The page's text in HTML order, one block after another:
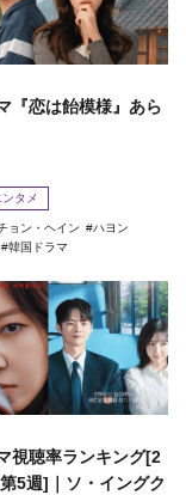
『恋は飴模様』あら
ンタメ
ョン・ヘイン
ハヨン
韓国ドラマ
視聴率ランキング[2
5週]｜ソ・イングク